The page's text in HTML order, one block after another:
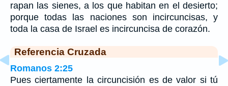
rapan las sienes, a los que habitan en el desierto;
porque todas las naciones son incircuncisas, y
toda la casa de Israel es incircuncisa de corazón.
Referencia Cruzada
Romanos 2:25
Pues ciertamente la circuncisión es de valor si tú